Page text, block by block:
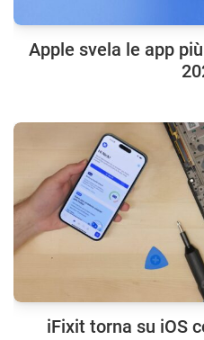
Apple svela le app
iFixit torna su iOS